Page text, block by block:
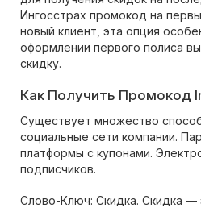
Ингосстрах промокод на
новый клиент, эта опция
оформлении первого полиса
скидку.
Как Получить Промокод
Существует множество
социальные сети компании.
платформы с купонами.
подписчиков.
Слово-Ключ: Скидка. Скидка —